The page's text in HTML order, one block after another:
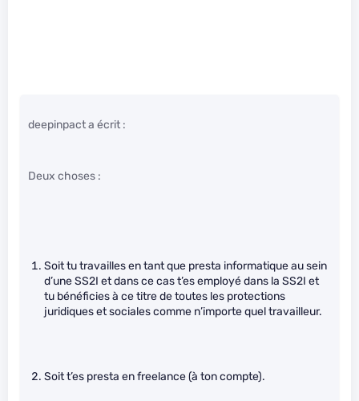
deepinpact a écrit :
Deux choses :
Soit tu travailles en tant que presta informatique au sein
d’une SS2I et dans ce cas t’es employé dans la SS2I et
tu bénéficies à ce titre de toutes les protections
juridiques et sociales comme n’importe quel travailleur.
Soit t’es presta en freelance (à ton compte).